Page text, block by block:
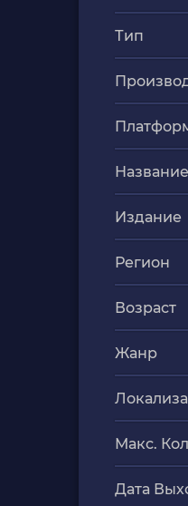
Тип
Название
Издание
Регион
Возраст
Жанр
Макс.
Дата